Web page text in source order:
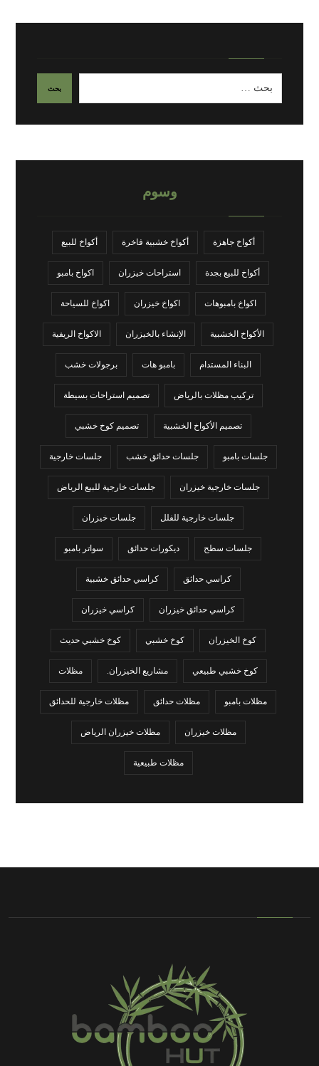
وسوم
أكواخ جاهزة أكواخ خشبية فاخرة أكواخ للبيع
أكواخ للبيع بجدة استراحات خيزران اكواخ بامبو
اكواخ بامبوهات اكواخ خيزران اكواخ للسياحة
الأكواخ الخشبية الإنشاء بالخيزران الاكواخ الريفية
البناء المستدام بامبو هات برجولات خشب
تركيب مظلات بالرياض تصميم استراحات بسيطة
تصميم الأكواخ الخشبية تصميم كوخ خشبي
جلسات بامبو جلسات حدائق خشب جلسات خارجية
جلسات خارجية خيزران جلسات خارجية للبيع الرياض
جلسات خارجية للفلل جلسات خيزران
جلسات سطح ديكورات حدائق سواتر بامبو
كراسي حدائق كراسي حدائق خشبية
كراسي حدائق خيزران كراسي خيزران
كوخ الخيزران كوخ خشبي كوخ خشبي حديث
كوخ خشبي طبيعي مشاريع الخيزران. مظلات
مظلات بامبو مظلات حدائق مظلات خارجية للحدائق
مظلات خيزران مظلات خيزران الرياض
مظلات طبيعية